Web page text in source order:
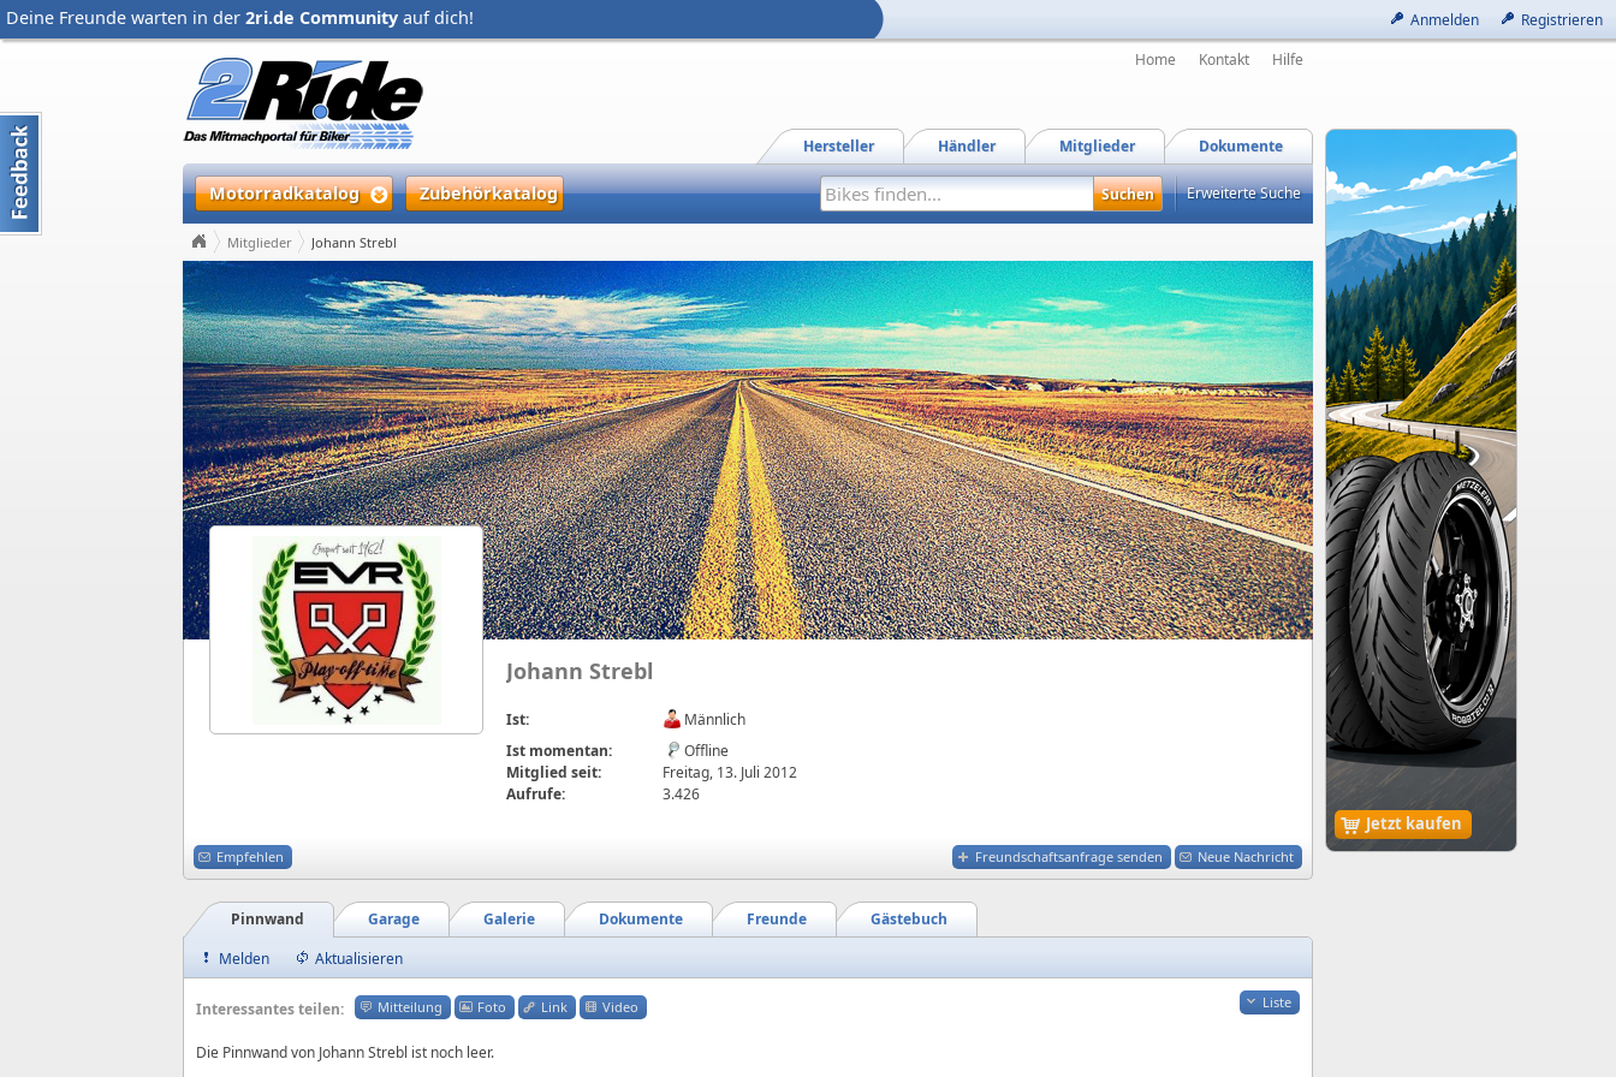
Anmelden Registrieren
Deine Freunde warten in der 2ri.de Community auf dich!
Jetzt kaufen
Home Kontakt Hilfe
Dokumente
Mitglieder
Händler
Hersteller
Motorradkatalog Zubehörkatalog Erweiterte Suche
Mitglieder Johann Strebl
Johann Strebl
Ist:
Männlich
Ist momentan:
Offline
Mitglied seit:
Freitag, 13. Juli 2012
Aufrufe:
3.426
Freundschaftsanfrage senden Neue Nachricht
Empfehlen
Gästebuch
Freunde
Dokumente
Galerie
Garage
Pinnwand
Melden
Aktualisieren
Liste
Interessantes teilen: Mitteilung Foto Link Video
Die Pinnwand von Johann Strebl ist noch leer.